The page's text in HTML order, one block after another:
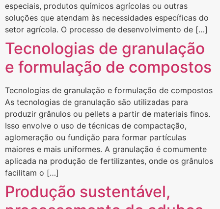
especiais, produtos químicos agrícolas ou outras
soluções que atendam às necessidades específicas do
setor agrícola. O processo de desenvolvimento de […]
Tecnologias de granulação
e formulação de compostos
Tecnologias de granulação e formulação de compostos
As tecnologias de granulação são utilizadas para
produzir grânulos ou pellets a partir de materiais finos.
Isso envolve o uso de técnicas de compactação,
aglomeração ou fundição para formar partículas
maiores e mais uniformes. A granulação é comumente
aplicada na produção de fertilizantes, onde os grânulos
facilitam o […]
Produção sustentável,